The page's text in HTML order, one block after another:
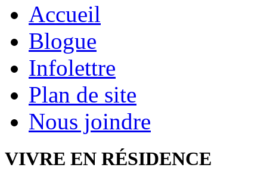
Accueil
Blogue
Infolettre
Plan de site
Nous joindre
VIVRE EN RÉSIDENCE